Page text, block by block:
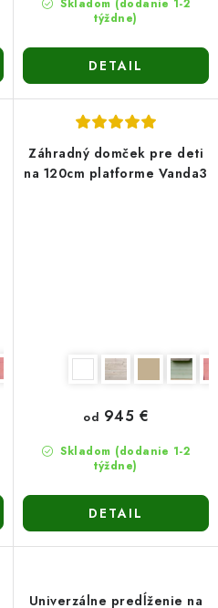
Skladom (dodanie 1-2
týždne)
DETAIL
Záhradný domček pre deti
na 120cm platforme Vanda3
Skladom (dodanie 1-2
týždne)
od 945 €
DETAIL
Univerzálne predĺženie na